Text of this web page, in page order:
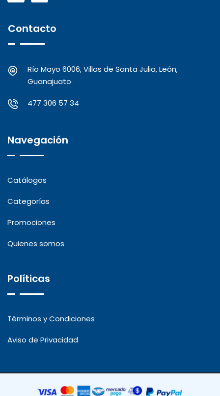
Contacto
Río Mayo 6006, Villas de Santa Julia, León,
Guanajuato
477 306 57 34
Navegación
Catálogos
Categorías
Promociones
Quienes somos
Políticas
Términos y Condiciones
Aviso de Privacidad